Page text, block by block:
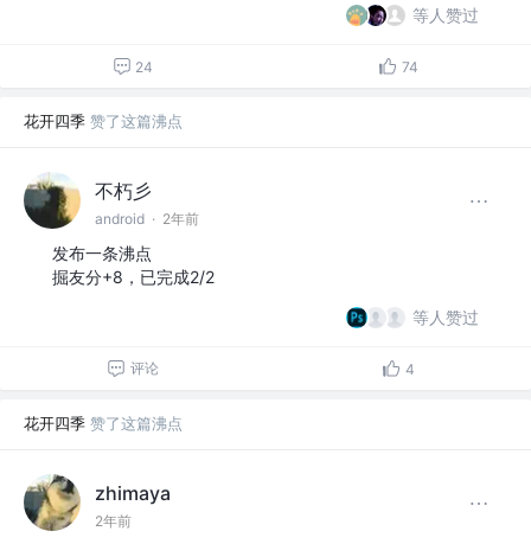
等人赞过
24 74
花开四季 赞了这篇沸点
不朽彡
android · 2年前
发布一条沸点
掘友分+8，已完成2/2
等人赞过
评论 4
花开四季 赞了这篇沸点
zhimaya
2年前